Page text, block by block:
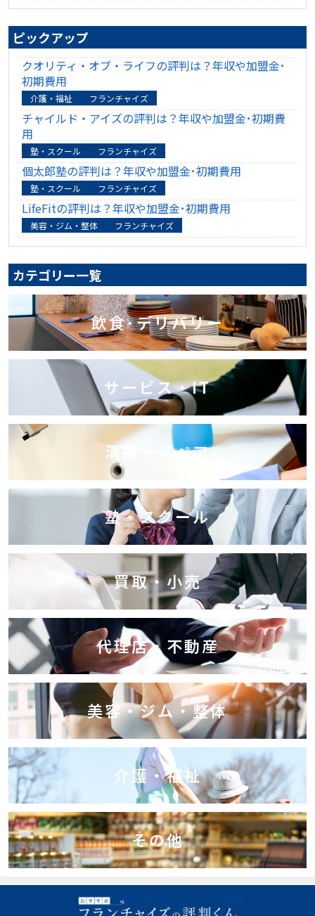
ピックアップ
クオリティ・オブ・ライフの評判は？年収や加盟金･
初期費用
介護・福祉 フランチャイズ
チャイルド・アイズの評判は？年収や加盟金･初期費
用
塾・スクール フランチャイズ
個太郎塾の評判は？年収や加盟金･初期費用
塾・スクール フランチャイズ
LifeFitの評判は？年収や加盟金･初期費用
美容・ジム・整体 フランチャイズ
カテゴリー一覧
飲食･デリバリー
サービス・IT
清掃・リペア
塾・スクール
買取・小売
代理店・不動産
美容・ジム・整体
介護・福祉
その他